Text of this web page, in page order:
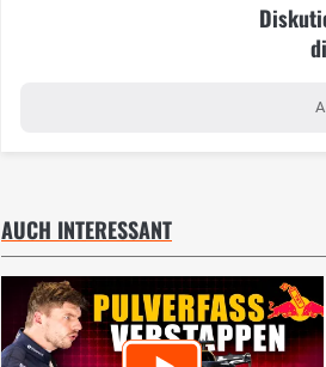
AUCH INTERESSANT